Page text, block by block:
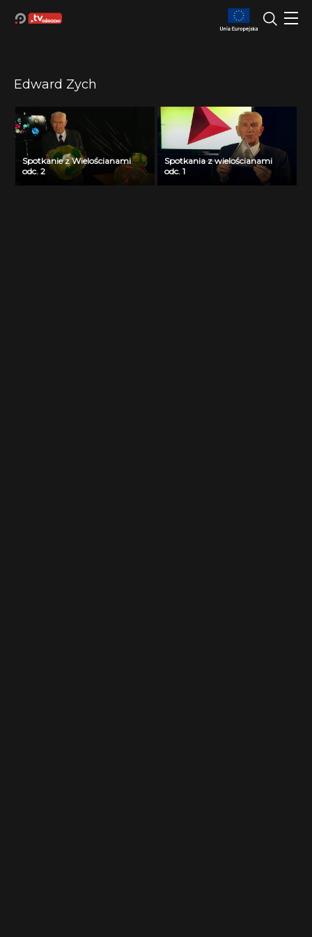
Edward Zych
Spotkanie z Wielościanami
odc. 2
Spotkania z wielościanami
odc. 1